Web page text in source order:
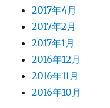
2017年4月
2017年2月
2017年1月
2016年12月
2016年11月
2016年10月